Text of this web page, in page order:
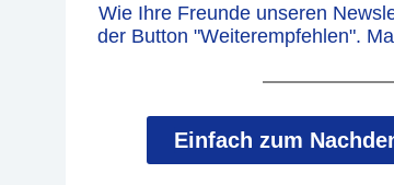
Wie Ihre Freunde unseren
der Button "Weiterempfehlen".
Einfach zum